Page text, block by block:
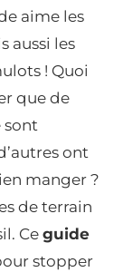
aime les
aussi les
! Quoi
que de
sont
ont
manger ?
de terrain
Ce guide
stopper